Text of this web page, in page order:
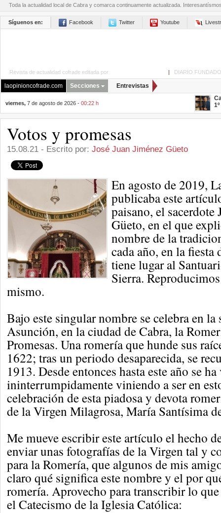
Toda la actualidad local de Cabra y comarca continuamente actualizada.
Síguenos en: Facebook Twitter Youtube
Revista de actualidad cofrade editada por | DIARIO
laopinioncofrade.com Secciones Entrevistas
viernes, 7 de agosto de 2026 - 00:22 h
Votos y promesas
15.08.21 - Escrito por: José Juan Jiménez Güeto
En agosto de 2019,
publicaba este
paisano, el sacerdote
Güeto, en el que
nombre de la
cada año, en la
tiene lugar al
Sierra.
mismo.
Bajo este singular nombre se celebra en
Asunción, en la ciudad de Cabra, la
Promesas. Una romería que hunde sus
1622; tras un periodo desaparecida, se
1913. Desde entonces hasta este año se
ininterrumpidamente viniendo a ser en
celebración de esta piadosa y devota
de la Virgen Milagrosa, María Santísima
Me mueve escribir este artículo el hecho
enviar unas fotografías de la Virgen tal y
para la Romería, que algunos de mis
claro qué significa este nombre y el por
romería. Aprovecho para transcribir lo
el Catecismo de la Iglesia Católica: